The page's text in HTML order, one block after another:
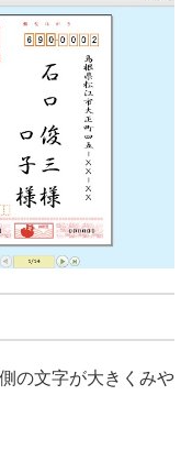
の文字が大きくみや